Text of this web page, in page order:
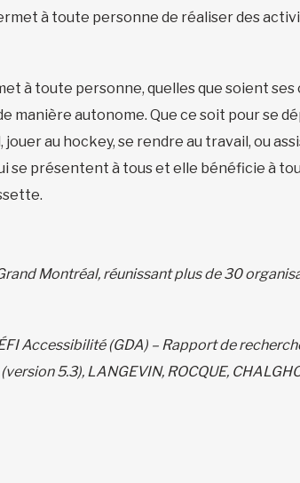
à toute personne de réaliser des
à toute personne, quelles que soient
manière autonome. Que ce soit pour se
au hockey, se rendre au travail, ou
se présentent à tous et elle bénéficie à
Montréal, réunissant plus de 30
Accessibilité (GDA) – Rapport de
5.3), LANGEVIN, ROCQUE,